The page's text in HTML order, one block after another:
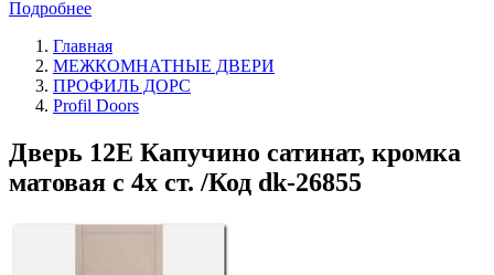
Подробнее
Главная
МЕЖКОМНАТНЫЕ ДВЕРИ
ПРОФИЛЬ ДОРС
Profil Doors
Дверь 12Е Капучино сатинат, кромка
матовая с 4х ст. /Код dk-26855